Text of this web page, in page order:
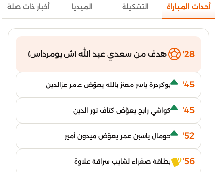
أحداث المباراة التشكيلة الميديا أخبار ذات صلة
28' هدف من سعدي عبد الله (ش بومرداس)
45' بوكردرة ياسر معتز بالله يعوّض عامر عزالدين
45' كواشي رابح يعوّض كتاف نور الدين
52' حومال ياسين عمر يعوّض ميدون أمير
56' بطاقة صفراء لشايب سراقة علاوة